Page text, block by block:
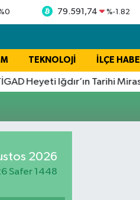
0 79.591,74 %-1.82
TEKNOLOJİ İLÇE
Heyeti Iğdır’ın Tarihi
2026
Safer 1448